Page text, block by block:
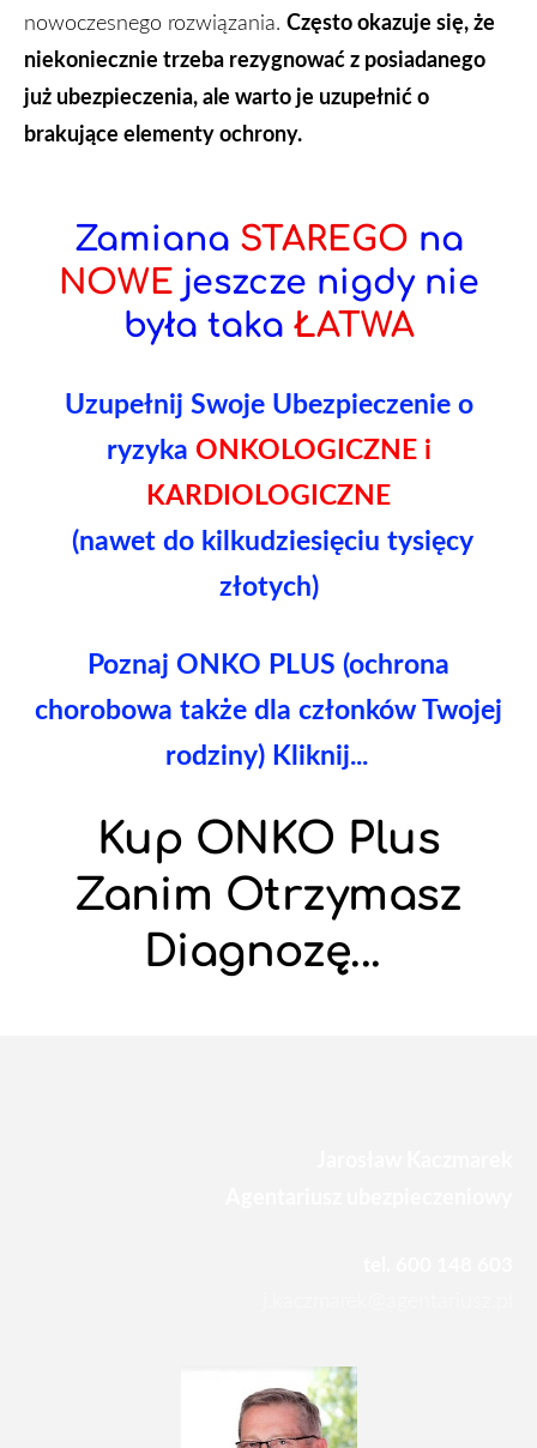
nowoczesnego rozwiązania. Często okazuje się, że
niekoniecznie trzeba rezygnować z posiadanego
już ubezpieczenia, ale warto je uzupełnić o
brakujące elementy ochrony.
Zamiana STAREGO na
NOWE jeszcze nigdy nie
była taka ŁATWA
Uzupełnij Swoje Ubezpieczenie o
ryzyka ONKOLOGICZNE i
KARDIOLOGICZNE
(nawet do kilkudziesięciu tysięcy
złotych)
Poznaj ONKO PLUS (ochrona
chorobowa także dla członków Twojej
rodziny) Kliknij...
Kup ONKO Plus
Zanim Otrzymasz
Diagnozę...